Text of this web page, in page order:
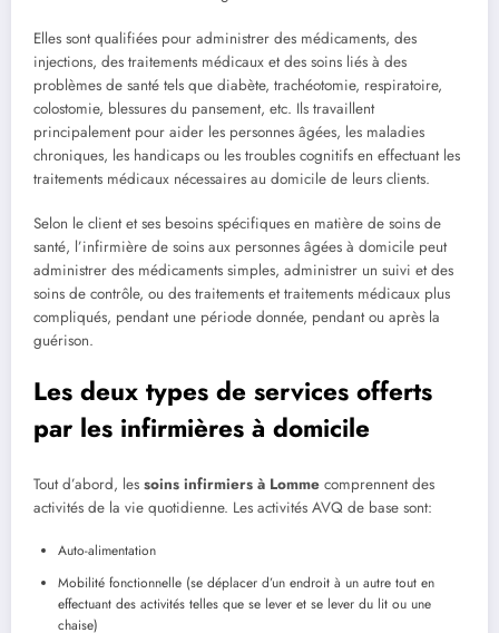
Elles sont qualifiées pour administrer des médicaments, des
injections, des traitements médicaux et des soins liés à des
problèmes de santé tels que diabète, trachéotomie, respiratoire,
colostomie, blessures du pansement, etc. Ils travaillent
principalement pour aider les personnes âgées, les maladies
chroniques, les handicaps ou les troubles cognitifs en effectuant les
traitements médicaux nécessaires au domicile de leurs clients.
Selon le client et ses besoins spécifiques en matière de soins de
santé, l’infirmière de soins aux personnes âgées à domicile peut
administrer des médicaments simples, administrer un suivi et des
soins de contrôle, ou des traitements et traitements médicaux plus
compliqués, pendant une période donnée, pendant ou après la
guérison.
Les deux types de services offerts
par les infirmières à domicile
Tout d’abord, les soins infirmiers à Lomme comprennent des
activités de la vie quotidienne. Les activités AVQ de base sont:
Auto-alimentation
Mobilité fonctionnelle (se déplacer d’un endroit à un autre tout en
effectuant des activités telles que se lever et se lever du lit ou une
chaise)